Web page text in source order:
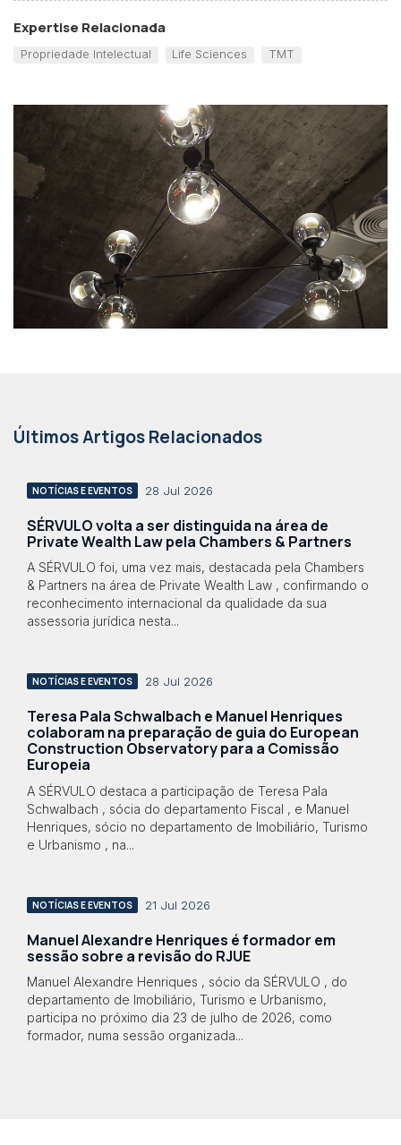
Expertise Relacionada
Propriedade Intelectual Life Sciences TMT
Últimos Artigos Relacionados
NOTÍCIAS E EVENTOS 28 Jul 2026
SÉRVULO volta a ser distinguida na área de
Private Wealth Law pela Chambers & Partners
A SÉRVULO foi, uma vez mais, destacada pela Chambers
& Partners na área de Private Wealth Law , confirmando o
reconhecimento internacional da qualidade da sua
assessoria jurídica nesta...
NOTÍCIAS E EVENTOS 28 Jul 2026
Teresa Pala Schwalbach e Manuel Henriques
colaboram na preparação de guia do European
Construction Observatory para a Comissão
Europeia
A SÉRVULO destaca a participação de Teresa Pala
Schwalbach , sócia do departamento Fiscal , e Manuel
Henriques, sócio no departamento de Imobiliário, Turismo
e Urbanismo , na...
NOTÍCIAS E EVENTOS 21 Jul 2026
Manuel Alexandre Henriques é formador em
sessão sobre a revisão do RJUE
Manuel Alexandre Henriques , sócio da SÉRVULO , do
departamento de Imobiliário, Turismo e Urbanismo,
participa no próximo dia 23 de julho de 2026, como
formador, numa sessão organizada...